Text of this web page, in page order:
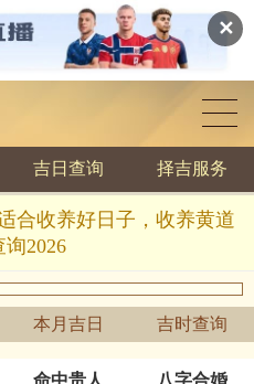
✕
吉日查询 择吉服务
合收养好日子，收养黄道
2026
本月吉日 吉时查询
命中贵人 八字合婚